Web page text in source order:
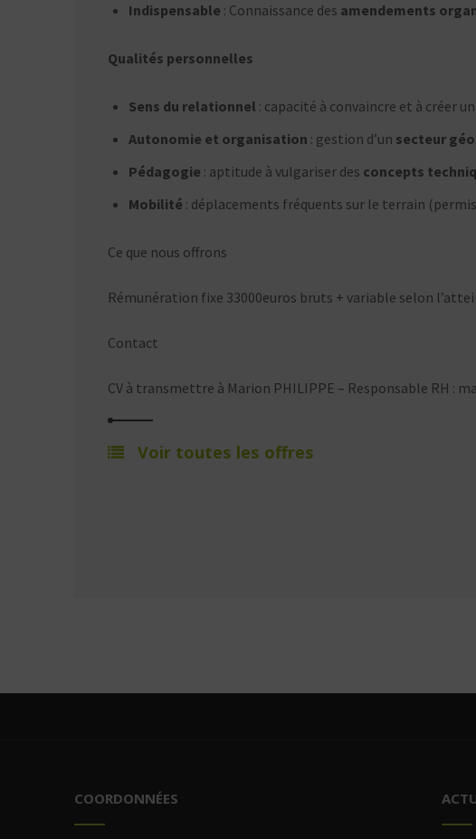
Indispensable : Connaissance des amendements
Qualités personnelles
Sens du relationnel : capacité à convaincre et à créer
Autonomie et organisation : gestion d’un secteur
Pédagogie : aptitude à vulgariser des concepts
Mobilité : déplacements fréquents sur le terrain
Ce que nous offrons
Rémunération fixe 33000euros bruts + variable selon
Contact
CV à transmettre à Marion PHILIPPE – Responsable RH :
Voir toutes les offres
COORDONNÉES